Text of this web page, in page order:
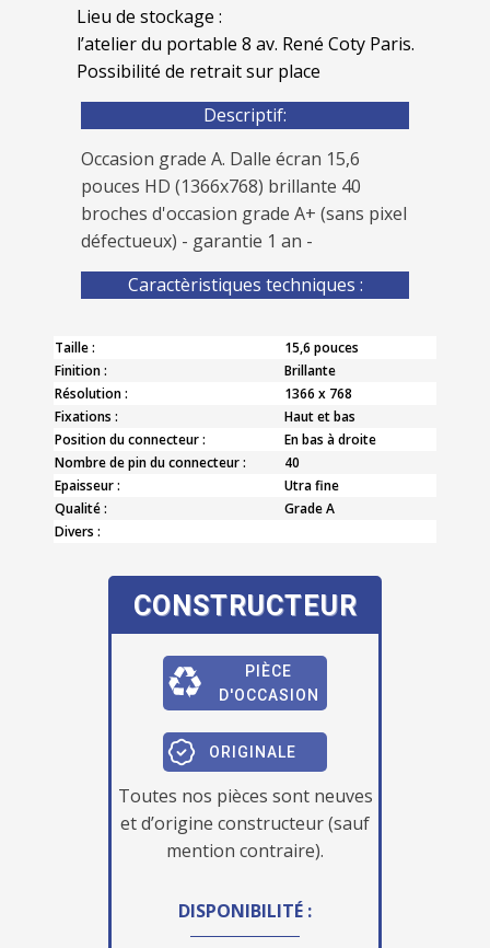
Lieu de stockage :
l’atelier du portable 8 av. René Coty Paris.
Possibilité de retrait sur place
Descriptif:
Occasion grade A. Dalle écran 15,6
pouces HD (1366x768) brillante 40
broches d'occasion grade A+ (sans pixel
défectueux) - garantie 1 an -
Caractèristiques techniques :
Taille :
15,6 pouces
Finition :
Brillante
Résolution :
1366 x 768
Fixations :
Haut et bas
Position du connecteur :
En bas à droite
Nombre de pin du connecteur :
40
Epaisseur :
Utra fine
Qualité :
Grade A
Divers :
CONSTRUCTEUR
PIÈCE
D'OCCASION
ORIGINALE
Toutes nos pièces sont neuves
et d’origine constructeur (sauf
mention contraire).
DISPONIBILITÉ :